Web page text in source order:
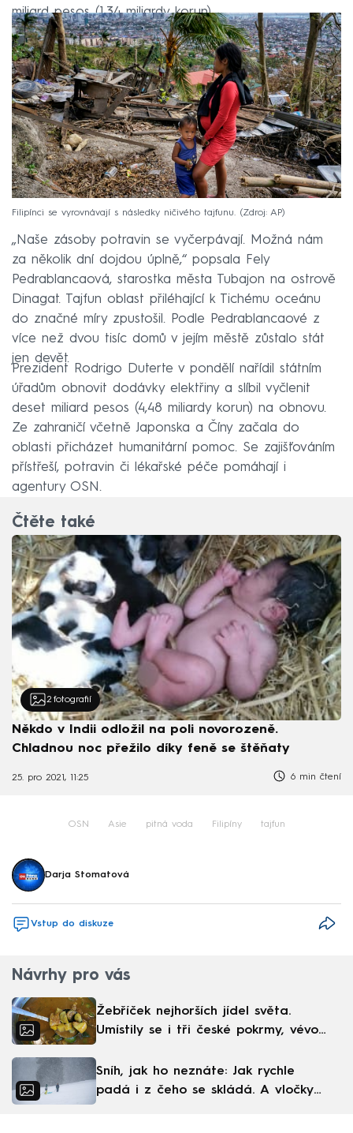
miliard pesos (1,34 miliardy korun).
Filipínci se vyrovnávají s následky ničivého tajfunu. Zdroj: AP
„Naše zásoby potravin se vyčerpávají. Možná nám
za několik dní dojdou úplně,“ popsala Fely
Pedrablancaová, starostka města Tubajon na ostrově
Dinagat. Tajfun oblast přiléhající k Tichému oceánu
do značné míry zpustošil. Podle Pedrablancaové z
více než dvou tisíc domů v jejím městě zůstalo stát
jen devět.
Prezident Rodrigo Duterte v pondělí nařídil státním
úřadům obnovit dodávky elektřiny a slíbil vyčlenit
deset miliard pesos (4,48 miliardy korun) na obnovu.
Ze zahraničí včetně Japonska a Číny začala do
oblasti přicházet humanitární pomoc. Se zajišťováním
přístřeší, potravin či lékařské péče pomáhají i
agentury OSN.
Čtěte také
2 fotografií
Někdo v Indii odložil na poli novorozeně.
Chladnou noc přežilo díky feně se štěňaty
25. pro 2021, 11:25 6 min čtení
OSN Asie pitná voda Filipíny tajfun
Darja Stomatová
Vstup do diskuze
Návrhy pro vás
Žebříček nejhorších jídel světa.
Umístily se i tři české pokrmy, vévodí
Sníh, jak ho neznáte: Jak rychle
padá i z čeho se skládá. A vločky